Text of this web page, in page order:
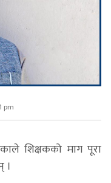
pm
शिक्षकको माग पूरा
।